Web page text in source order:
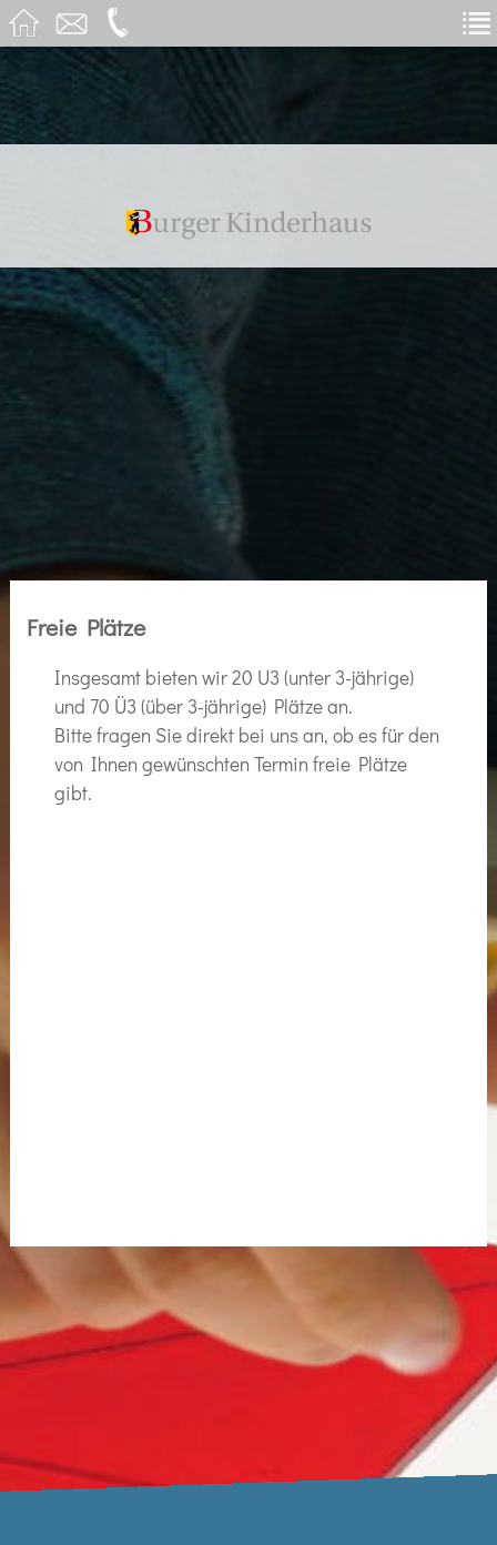
Freie Plätze
Insgesamt bieten wir 20 U3 (unter 3-jährige)
und 70 Ü3 (über 3-jährige) Plätze an.
Bitte fragen Sie direkt bei uns an, ob es für den
von Ihnen gewünschten Termin freie Plätze
gibt.